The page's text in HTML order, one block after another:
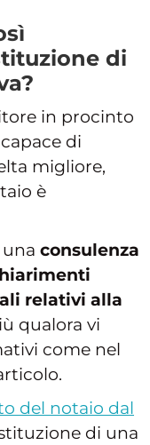
di
in procinto
di
migliore,
è
consulenza
relativi alla
qualora vi
come nel
del notaio dal
di una